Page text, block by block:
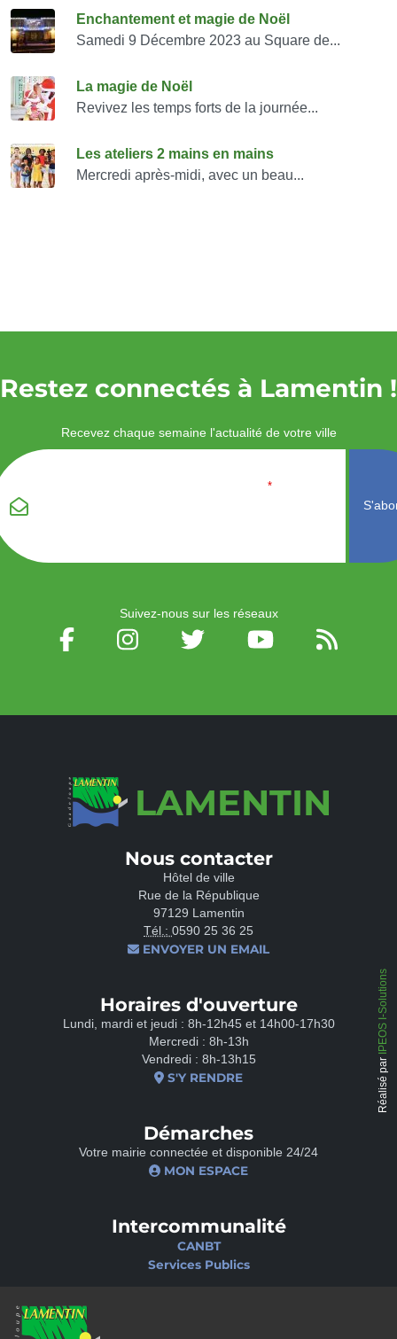
Consulter également
Enchantement et magie de Noël
Samedi 9 Décembre 2023 au Square de...
La magie de Noël
Revivez les temps forts de la journée...
Les ateliers 2 mains en mains
Mercredi après-midi, avec un beau...
LAMENTIN
Nous contacter
Hôtel de ville
Rue de la République
97129 Lamentin
Tél.: 0590 25 36 25
ENVOYER UN EMAIL
Horaires d'ouverture
Lundi, mardi et jeudi : 8h-12h45 et 14h00-17h30
Mercredi : 8h-13h
Vendredi : 8h-13h15
S'Y RENDRE
Démarches
Votre mairie connectée et disponible 24/24
MON ESPACE
Intercommunalité
CANBT
Services Publics
Restez connectés à Lamentin !
Recevez chaque semaine l'actualité de votre ville
*
Suivez-nous sur les réseaux
Réalisé par
IPEOS I-Solutions